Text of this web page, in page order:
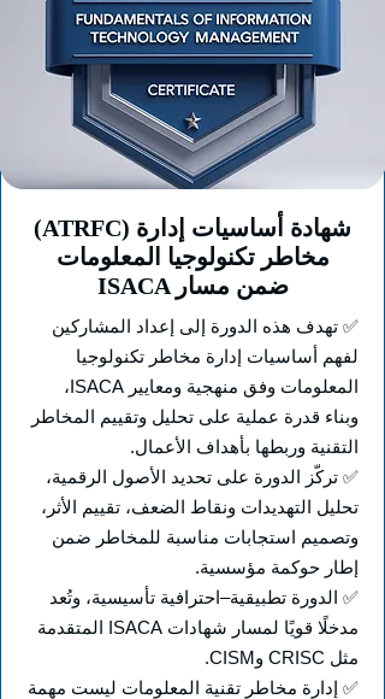
(ATRFC) شهادة أساسيات إدارة
مخاطر تكنولوجيا المعلومات
ISACA ضمن مسار
✅ تهدف هذه الدورة إلى إعداد المشاركين
لفهم أساسيات إدارة مخاطر تكنولوجيا
المعلومات وفق منهجية ومعايير ISACA،
وبناء قدرة عملية على تحليل وتقييم المخاطر
التقنية وربطها بأهداف الأعمال.
✅ تركّز الدورة على تحديد الأصول الرقمية،
تحليل التهديدات ونقاط الضعف، تقييم الأثر،
وتصميم استجابات مناسبة للمخاطر ضمن
إطار حوكمة مؤسسية.
✅ الدورة تطبيقية–احترافية تأسيسية، وتُعد
مدخلًا قويًا لمسار شهادات ISACA المتقدمة
مثل CRISC وCISM.
✅ إدارة مخاطر تقنية المعلومات ليست مهمة